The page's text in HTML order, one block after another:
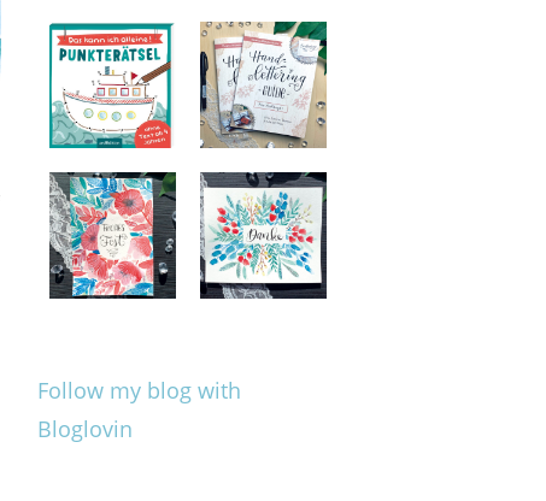
Follow my blog with
Bloglovin